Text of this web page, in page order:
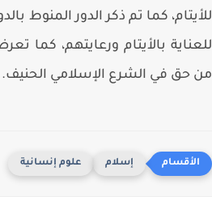
كما تم ذكر الدور المنوط
بالأيتام ورعايتهم، كما
حق في الشرع الإسلامي الحنيف.
إسلام علوم إنسانية